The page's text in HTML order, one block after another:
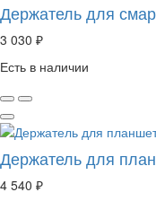
Держатель для
3 030 ₽
Есть в наличии
Держатель для
4 540 ₽